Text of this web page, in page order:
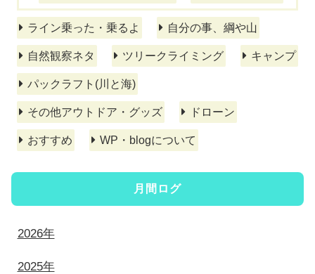
ライン乗った・乗るよ 自分の事、綱や山
自然観察ネタ ツリークライミング キャンプ
パックラフト(川と海)
その他アウトドア・グッズ ドローン
おすすめ WP・blogについて
月間ログ
2026年
2025年